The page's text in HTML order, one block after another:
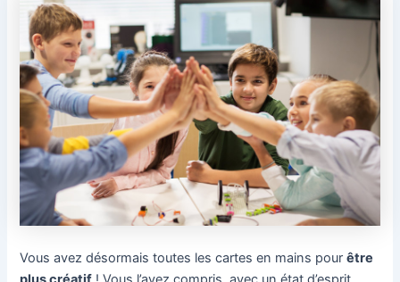
Vous avez désormais toutes les cartes en mains pourêtre